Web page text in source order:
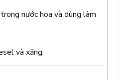
nước hoa và dùng làm
và xăng.